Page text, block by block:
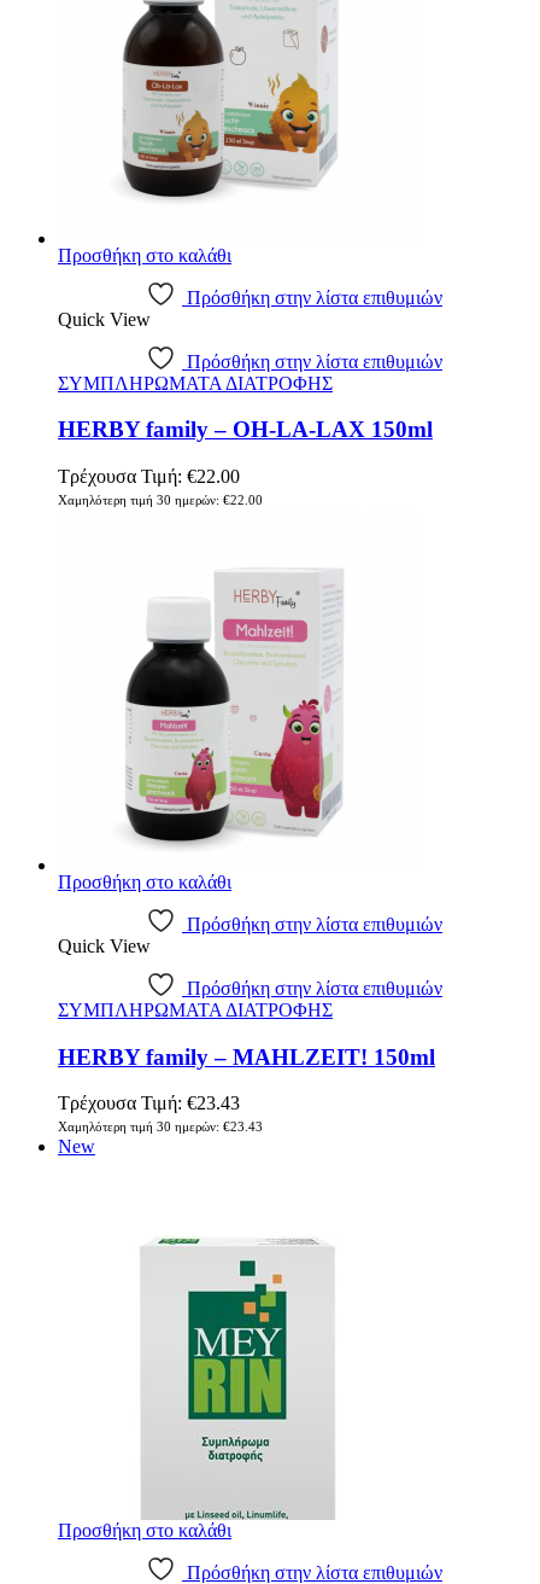
Προσθήκη στο καλάθι
Πρόσθήκη στην λίστα επιθυμιών
Quick View
Πρόσθήκη στην λίστα επιθυμιών
ΣΥΜΠΛΗΡΩΜΑΤΑ ΔΙΑΤΡΟΦΗΣ
HERBY family – OH-LA-LAX 150ml
Τρέχουσα Τιμή: €22.00
Χαμηλότερη τιμή 30 ημερών: €22.00
Προσθήκη στο καλάθι
Πρόσθήκη στην λίστα επιθυμιών
Quick View
Πρόσθήκη στην λίστα επιθυμιών
ΣΥΜΠΛΗΡΩΜΑΤΑ ΔΙΑΤΡΟΦΗΣ
HERBY family – MAHLZEIT! 150ml
Τρέχουσα Τιμή: €23.43
Χαμηλότερη τιμή 30 ημερών: €23.43
New
Προσθήκη στο καλάθι
Πρόσθήκη στην λίστα επιθυμιών